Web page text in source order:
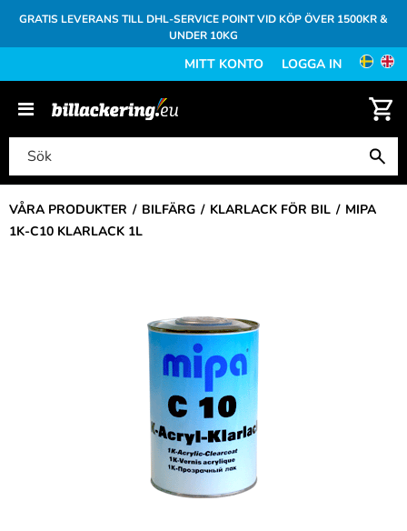
GRATIS LEVERANS TILL DHL-SERVICE POINT VID KÖP ÖVER 1500KR &
UNDER 10KG
MITT KONTO LOGGA IN
VÅRA PRODUKTER BILFÄRG KLARLACK FÖR BIL
MIPA
1K-C10 KLARLACK 1L